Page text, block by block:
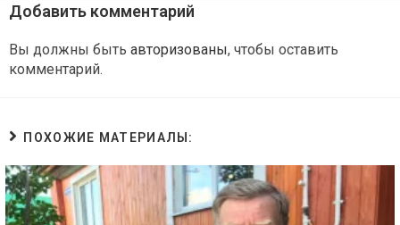
Добавить комментарий
Вы должны быть авторизованы, чтобы оставить
комментарий.
ПОХОЖИЕ МАТЕРИАЛЫ: